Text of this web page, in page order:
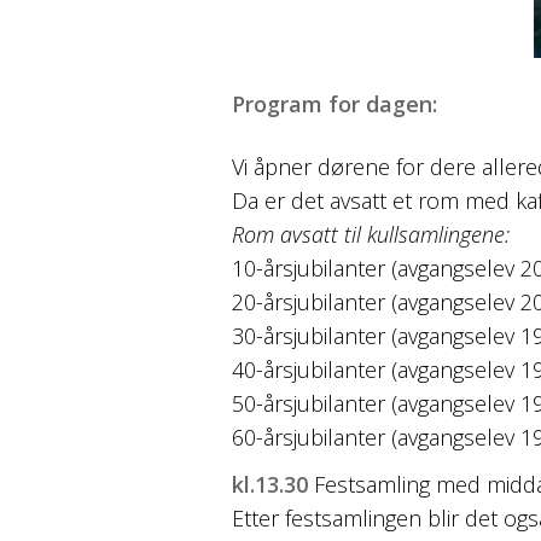
Program for dagen:
Vi åpner dørene for dere
Da er det avsatt et rom med
Rom avsatt til kullsamlingene:
10-årsjubilanter (avgangselev
20-årsjubilanter (avgangselev
30-årsjubilanter (avgangselev
40-årsjubilanter (avgangselev
50-årsjubilanter (avgangselev
60-årsjubilanter (avgangselev
kl.13.30 Festsamling med
Etter festsamlingen blir det